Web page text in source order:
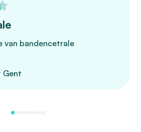
van bandencetrale
Gent